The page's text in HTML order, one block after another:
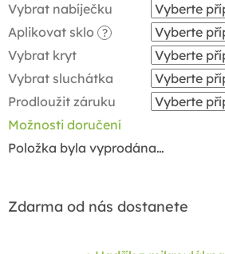
Vybrat nabíječku
Aplikovat sklo
?
Vybrat kryt
Vybrat sluchátka
Prodloužit záruku
Možnosti doručení
Položka byla vyprodána…
Zdarma od nás dostanete